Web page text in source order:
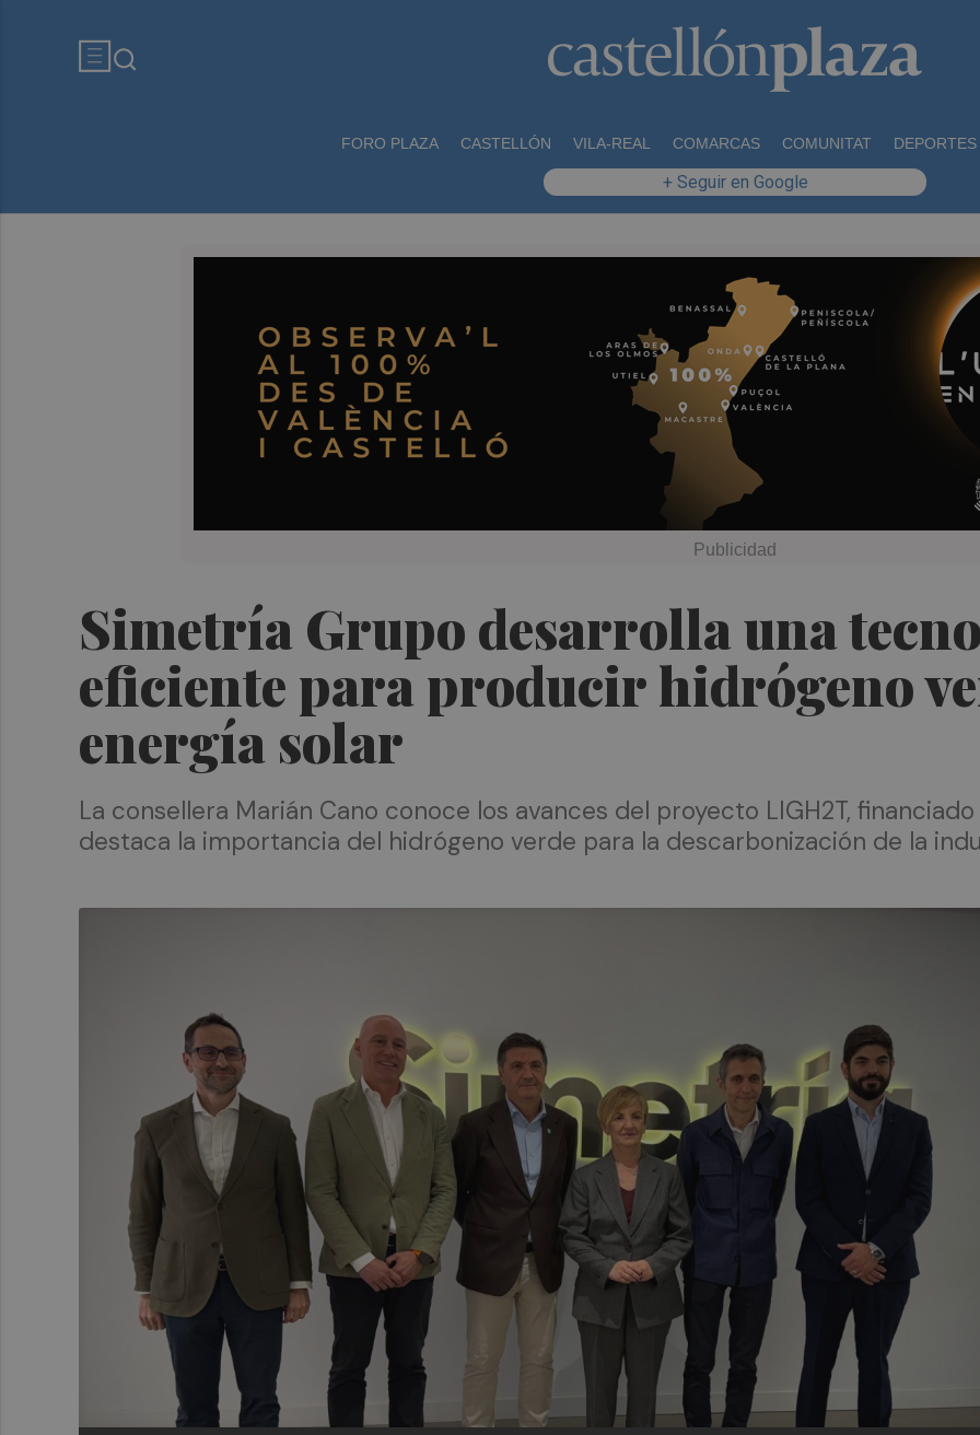
FORO PLAZA CASTELLÓN VILA-REAL COMARCAS COMUNITAT DEPORTES
+ Seguir en Google
Simetría Grupo desarrolla una
eficiente para producir hidrógeno
energía solar
La consellera Marián Cano conoce los avances del proyecto LIGH2T,
destaca la importancia del hidrógeno verde para la descarbonización de la